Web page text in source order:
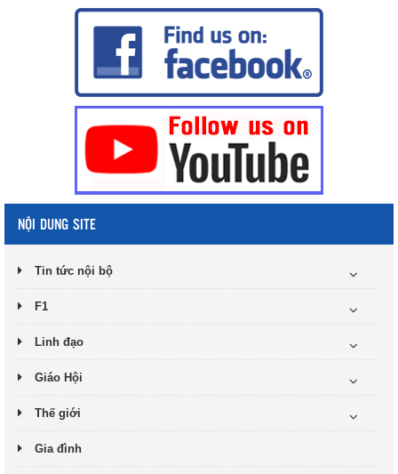
NỘI DUNG SITE
Tin tức nội bộ
F1
Linh đạo
Giáo Hội
Thế giới
Gia đình